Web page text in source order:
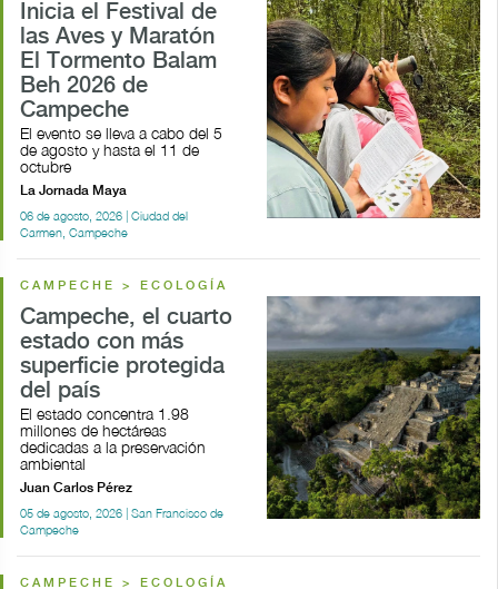
Inicia el Festival de
las Aves y Maratón
El Tormento Balam
Beh 2026 de
Campeche
El evento se lleva a cabo del 5
de agosto y hasta el 11 de
octubre
La Jornada Maya
06 de agosto, 2026 | Ciudad del
Carmen, Campeche
CAMPECHE > ECOLOGÍA
Campeche, el cuarto
estado con más
superficie protegida
del país
El estado concentra 1.98
millones de hectáreas
dedicadas a la preservación
ambiental
Juan Carlos Pérez
05 de agosto, 2026 | San Francisco de
Campeche
CAMPECHE > ECOLOGÍA